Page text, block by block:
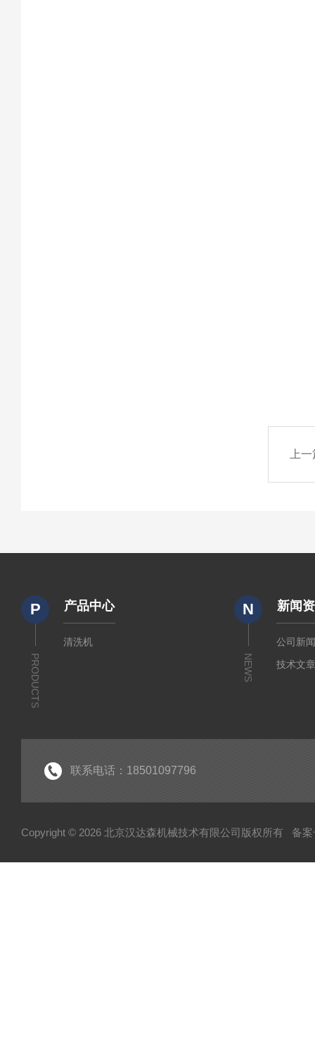
上
P
PRODUCTS
产品中心
清洗机
N
NEWS
新闻
公司新
技术文
联系电话：18501097796
Copyright © 2026 北京汉达森机械技术有限公司版权所有 备案